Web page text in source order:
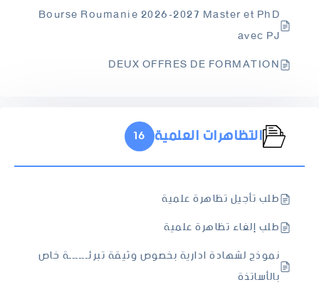
Bourse Roumanie 2026-2027 Master et PhD
avec PJ
DEUX OFFRES DE FORMATION
التظاهرات العلمية 16
طلب تأجيل تظاهرة علمية
طلب إلغاء تظاهرة علمية
نموذج لشهادة ادارية بخصوص وثيقة تبرئــــــة خاص
بالأساتذة